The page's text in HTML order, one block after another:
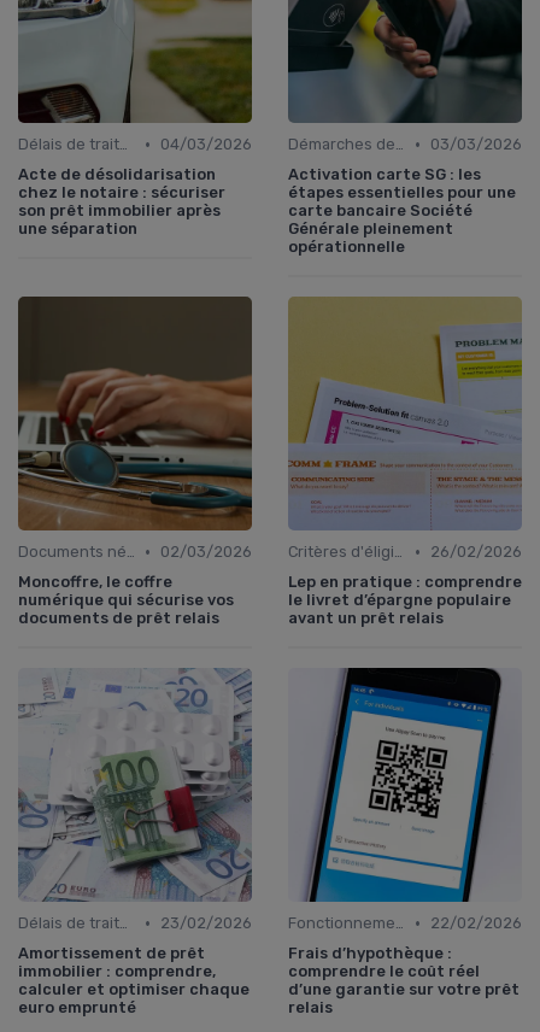
Délais de traitement •
04/03/2026
Acte de désolidarisation
chez le notaire : sécuriser
son prêt immobilier après
une séparation
Démarches de demande de prêt relais •
03/03/2026
Activation carte SG : les
étapes essentielles pour une
carte bancaire Société
Générale pleinement
opérationnelle
Documents nécessaires •
02/03/2026
Moncoffre, le coffre
numérique qui sécurise vos
documents de prêt relais
Critères d'éligibilité •
26/02/2026
Lep en pratique : comprendre
le livret d’épargne populaire
avant un prêt relais
Délais de traitement •
23/02/2026
Amortissement de prêt
immobilier : comprendre,
calculer et optimiser chaque
euro emprunté
Fonctionnement du prêt relais •
22/02/2026
Frais d’hypothèque :
comprendre le coût réel
d’une garantie sur votre prêt
relais